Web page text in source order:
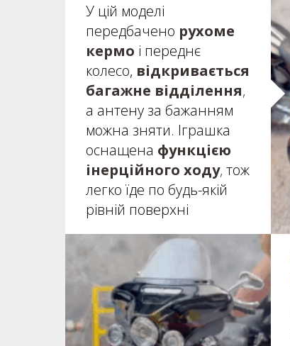
У цій моделі
передбачено рухоме
кермо і переднє
колесо, відкривається
багажне відділення,
а антену за бажанням
можна зняти. Іграшка
оснащена функцією
інерційного ходу, тож
легко їде по будь-якій
рівній поверхні